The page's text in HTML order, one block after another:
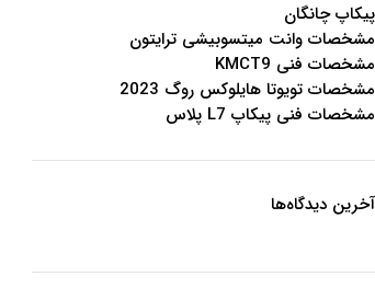
پیکاپ چانگان
مشخصات وانت میتسوبیشی ترایتون
مشخصات فنی KMCT9
مشخصات تویوتا هایلوکس روگ 2023
مشخصات فنی پیکاپ L7 پلاس
آخرین دیدگاه‌ها